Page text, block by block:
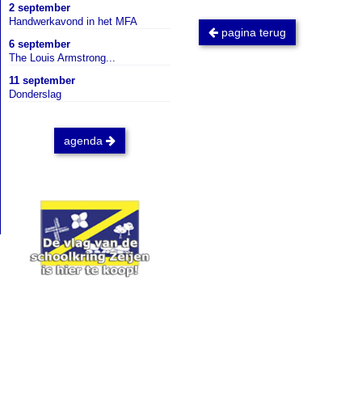
2 september
Handwerkavond in het MFA
6 september
The Louis Armstrong...
11 september
Donderslag
agenda
pagina terug